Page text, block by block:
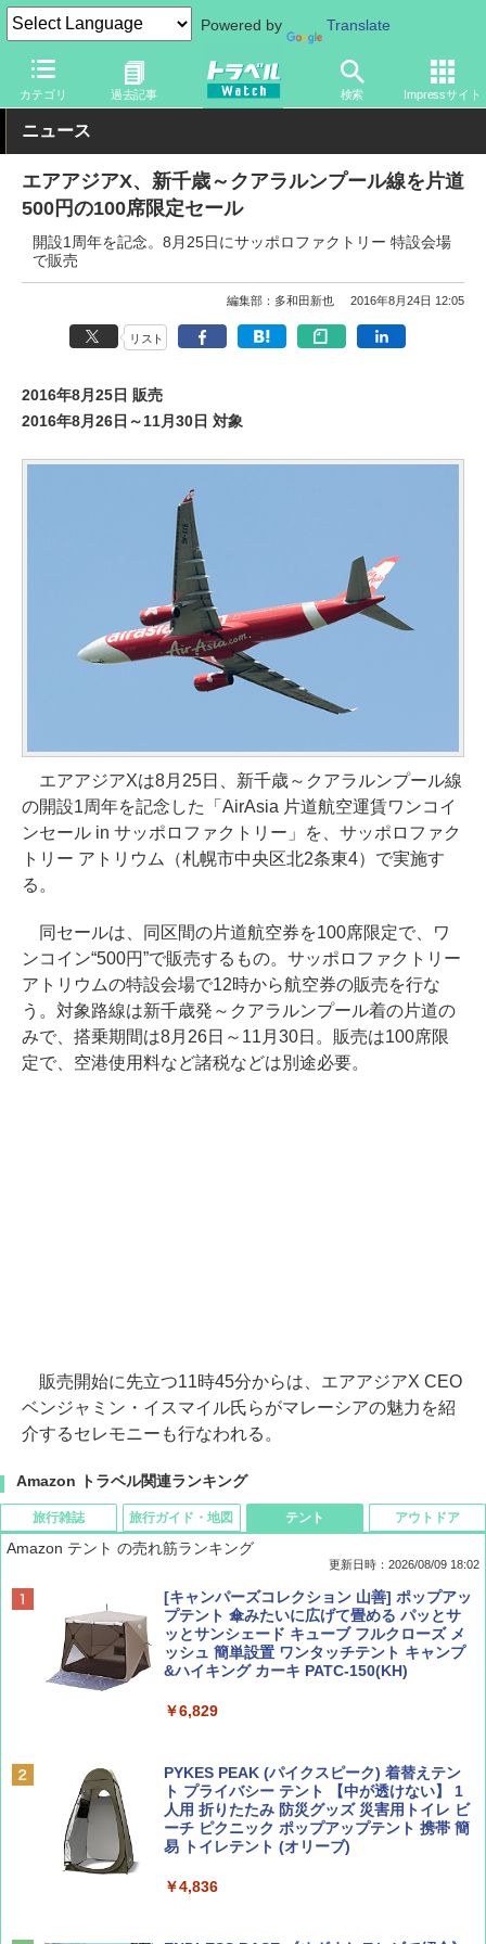
Powered by Translate
カテゴリ 過去記事 検索 Impressサイト
トラベル Watch 地域 国内旅行 北海道
ニュース
エアアジアX、新千歳～クアラルンプール線を片道
500円の100席限定セール
開設1周年を記念。8月25日にサッポロファクトリー 特設会場
で販売
編集部：多和田新也 2016年8月24日 12:05
リスト
2016年8月25日 販売
2016年8月26日～11月30日 対象
エアアジアXは8月25日、新千歳～クアラルンプール線
の開設1周年を記念した「AirAsia 片道航空運賃ワンコイ
ンセール in サッポロファクトリー」を、サッポロファク
トリー アトリウム（札幌市中央区北2条東4）で実施す
る。
同セールは、同区間の片道航空券を100席限定で、ワ
ンコイン“500円”で販売するもの。サッポロファクトリー
アトリウムの特設会場で12時から航空券の販売を行な
う。対象路線は新千歳発～クアラルンプール着の片道の
みで、搭乗期間は8月26日～11月30日。販売は100席限
定で、空港使用料など諸税などは別途必要。
販売開始に先立つ11時45分からは、エアアジアX CEO
ベンジャミン・イスマイル氏らがマレーシアの魅力を紹
介するセレモニーも行なわれる。
Amazon トラベル関連ランキング
旅行雑誌
BE-PAL(ビ-パル) 2026年 9 月号【特別付録:
SOTO ミニマル"旅"財布 ランダム2種】
￥1,500
￥713
旅行ガイド・地図
地球の歩き方 スター・ウォーズ
￥2,695
￥2,079
球の歩き方A ヨーロッパ
テント
Amazon テント の売れ筋ランキング
更新日時：2026/08/09 18:02
[キャンパーズコレクション 山善] ポップアッ
プテント 傘みたいに広げて畳める パッとサ
ッとサンシェード キューブ フルクローズ メ
ッシュ 簡単設置 ワンタッチテント キャンプ
&ハイキング カーキ PATC-150(KH)
￥6,829
PYKES PEAK (パイクスピーク) 着替えテン
ト プライバシー テント 【中が透けない】 1
人用 折りたたみ 防災グッズ 災害用トイレ ビ
ーチ ピクニック ポップアップテント 携帯 簡
易 トイレテント (オリーブ)
￥4,836
アウトドア